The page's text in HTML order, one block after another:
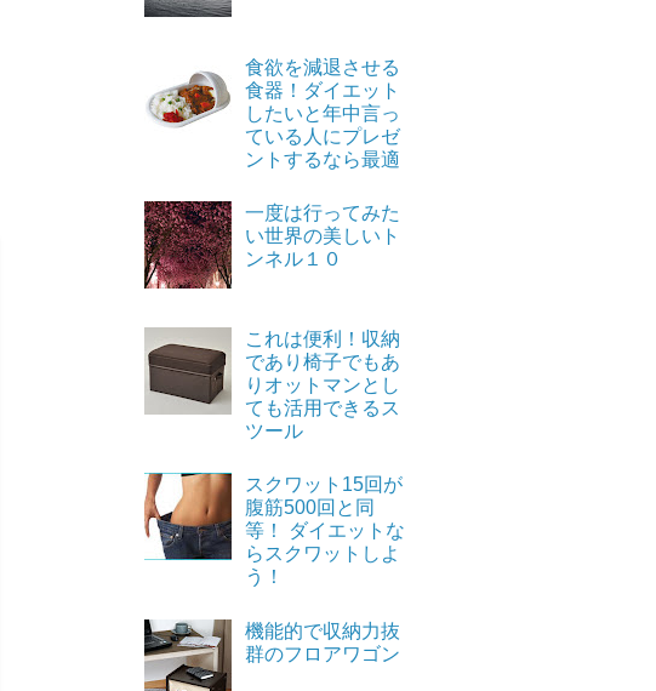
食欲を減退させる
食器！ダイエット
したいと年中言っ
ている人にプレゼ
ントするなら最適
一度は行ってみた
い世界の美しいト
ンネル１０
これは便利！収納
であり椅子でもあ
りオットマンとし
ても活用できるス
ツール
スクワット15回が
腹筋500回と同
等！ ダイエットな
らスクワットしよ
う！
機能的で収納力抜
群のフロアワゴン